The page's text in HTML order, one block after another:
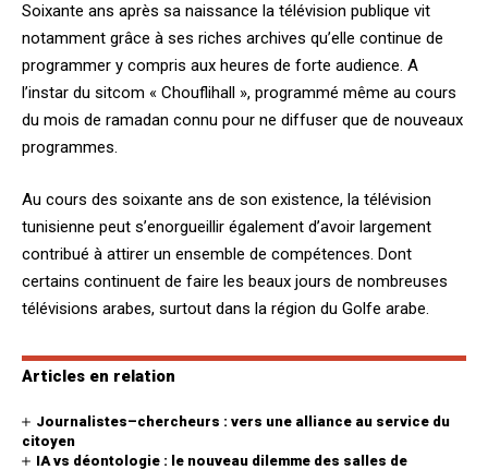
Soixante ans après sa naissance la télévision publique vit
notamment grâce à ses riches archives qu’elle continue de
programmer y compris aux heures de forte audience. A
l’instar du sitcom « Chouflihall », programmé même au cours
du mois de ramadan connu pour ne diffuser que de nouveaux
programmes.
Au cours des soixante ans de son existence, la télévision
tunisienne peut s’enorgueillir également d’avoir largement
contribué à attirer un ensemble de compétences. Dont
certains continuent de faire les beaux jours de nombreuses
télévisions arabes, surtout dans la région du Golfe arabe.
Articles en relation
Journalistes–chercheurs : vers une alliance au service du
citoyen
IA vs déontologie : le nouveau dilemme des salles de